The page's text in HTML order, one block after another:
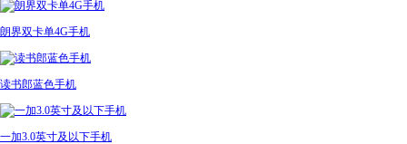
朗界双卡单4G手机
读书郎蓝色手机
一加3.0英寸及以下手机